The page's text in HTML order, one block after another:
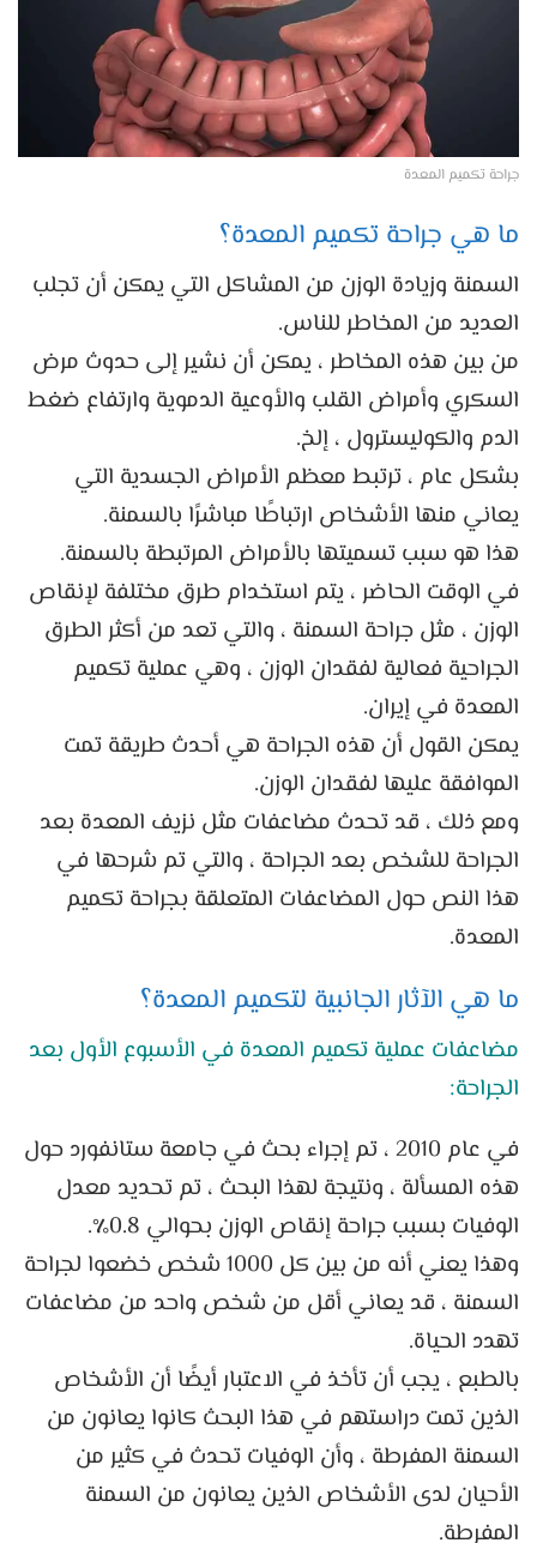
جراحة تكميم المعدة
ما هي جراحة تكميم المعدة؟
السمنة وزيادة الوزن من المشاكل التي يمكن أن تجلب
العديد من المخاطر للناس.
من بين هذه المخاطر ، يمكن أن نشير إلى حدوث مرض
السكري وأمراض القلب والأوعية الدموية وارتفاع ضغط
الدم والكوليسترول ، إلخ.
بشكل عام ، ترتبط معظم الأمراض الجسدية التي
يعاني منها الأشخاص ارتباطًا مباشرًا بالسمنة.
هذا هو سبب تسميتها بالأمراض المرتبطة بالسمنة.
في الوقت الحاضر ، يتم استخدام طرق مختلفة لإنقاص
الوزن ، مثل جراحة السمنة ، والتي تعد من أكثر الطرق
الجراحية فعالية لفقدان الوزن ، وهي عملية تكميم
المعدة في إيران.
يمكن القول أن هذه الجراحة هي أحدث طريقة تمت
الموافقة عليها لفقدان الوزن.
ومع ذلك ، قد تحدث مضاعفات مثل نزيف المعدة بعد
الجراحة للشخص بعد الجراحة ، والتي تم شرحها في
هذا النص حول المضاعفات المتعلقة بجراحة تكميم
المعدة.
ما هي الآثار الجانبية لتكميم المعدة؟
مضاعفات عملية تكميم المعدة في الأسبوع الأول بعد
الجراحة:
في عام 2010 ، تم إجراء بحث في جامعة ستانفورد حول
هذه المسألة ، ونتيجة لهذا البحث ، تم تحديد معدل
الوفيات بسبب جراحة إنقاص الوزن بحوالي 0.8٪.
وهذا يعني أنه من بين كل 1000 شخص خضعوا لجراحة
السمنة ، قد يعاني أقل من شخص واحد من مضاعفات
تهدد الحياة.
بالطبع ، يجب أن تأخذ في الاعتبار أيضًا أن الأشخاص
الذين تمت دراستهم في هذا البحث كانوا يعانون من
السمنة المفرطة ، وأن الوفيات تحدث في كثير من
الأحيان لدى الأشخاص الذين يعانون من السمنة
المفرطة.